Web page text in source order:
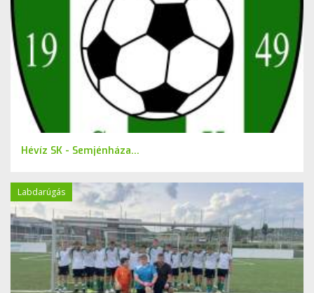
Hévíz SK - Semjénháza...
Labdarúgás